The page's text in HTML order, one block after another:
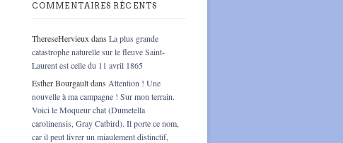
COMMENTAIRES RÉCENTS
ThereseHervieux dans La plus grande
catastrophe naturelle sur le fleuve Saint-
Laurent est celle du 11 avril 1865
Esther Bourgaultdans Attention ! Une
nouvelle à ma campagne ! Sur mon terrain.
Voici le Moqueur chat (Dumetella
carolinensis, Gray Catbird). Il porte ce nom,
car il peut livrer un miaulement distinctif,